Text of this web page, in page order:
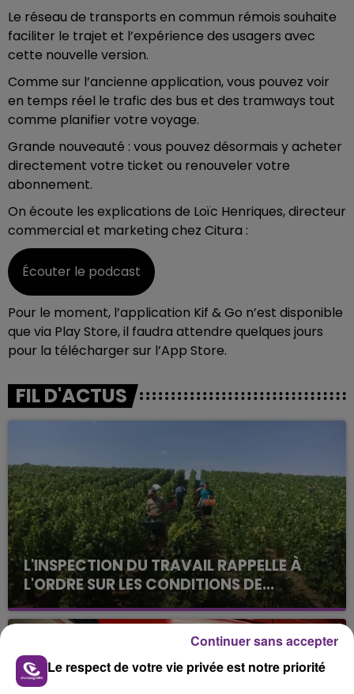
Le réseau de transports en commun rémois souhaite
faciliter le trajet et l’expérience des usagers avec
cette nouvelle version.
Comme sur l’ancienne application, vous pouvez voir
en temps réel le trafic des bus et des tramways tout
comme planifier votre voyage.
Grande nouveauté : vous pouvez désormais y acheter
directement votre ticket ou renouveler votre
abonnement.
On écoute les explications de Loïc Henriques, directeur
commercial et marketing chez Citura :
Écouter le podcast
Pour le moment, l’application Kif & Go n’est disponible
que via Play Store, il faudra attendre quelques jours
pour la télécharger sur l’App Store.
FIL D'ACTUS
L'INSPECTION DU TRAVAIL RAPPELLE À
L'ORDRE SUR LES CONDITIONS DE...
Alors que les dates de début des vendange 2026
s'est avéré être plus précoce que prévu,
l'inspection du Travail en profite pour rappeler
les conditions de...
Le respect de votre vie privée est notre priorité
Continuer sans accepter